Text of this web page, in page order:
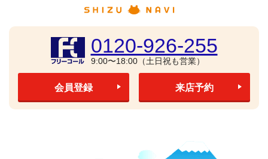
0120-926-255
9:00〜18:00（土日祝も営業）
会員登録 来店予約